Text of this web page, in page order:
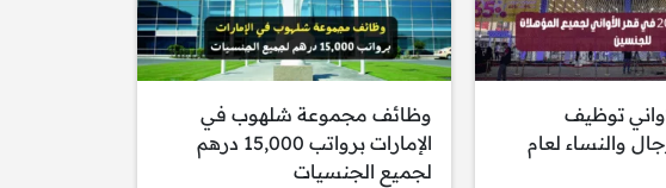
توظيف
والنساء لعام
وظائف مجموعة شلهوب في
الإمارات برواتب 15,000 درهم
لجميع الجنسيات